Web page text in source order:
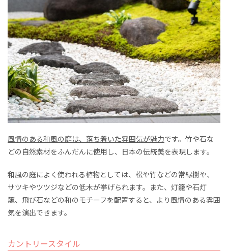
風情のある和風の庭は、落ち着いた雰囲気が魅力です。竹や石な
どの自然素材をふんだんに使用し、日本の伝統美を表現します。
和風の庭によく使われる植物としては、松や竹などの常緑樹や、
サツキやツツジなどの低木が挙げられます。また、灯籠や石灯
籠、飛び石などの和のモチーフを配置すると、より風情のある雰囲
気を演出できます。
カントリースタイル